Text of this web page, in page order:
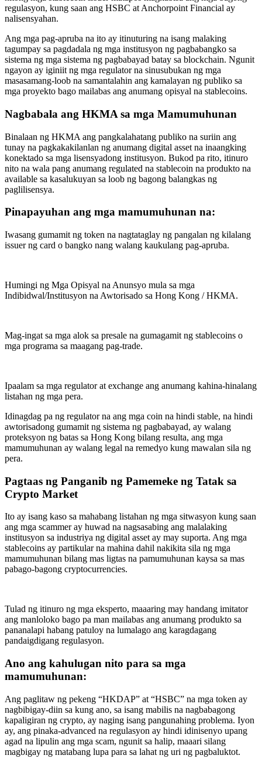
regulasyon, kung saan ang HSBC at Anchorpoint Financial ay
nalisensyahan.
Ang mga pag-apruba na ito ay itinuturing na isang malaking
tagumpay sa pagdadala ng mga institusyon ng pagbabangko sa
sistema ng mga sistema ng pagbabayad batay sa blockchain. Ngunit
ngayon ay iginiit ng mga regulator na sinusubukan ng mga
masasamang-loob na samantalahin ang kamalayan ng publiko sa
mga proyekto bago mailabas ang anumang opisyal na stablecoins.
Nagbabala ang HKMA sa mga Mamumuhunan
Binalaan ng HKMA ang pangkalahatang publiko na suriin ang
tunay na pagkakakilanlan ng anumang digital asset na inaangking
konektado sa mga lisensyadong institusyon. Bukod pa rito, itinuro
nito na wala pang anumang regulated na stablecoin na produkto na
available sa kasalukuyan sa loob ng bagong balangkas ng
paglilisensya.
Pinapayuhan ang mga mamumuhunan na:
Iwasang gumamit ng token na nagtataglay ng pangalan ng kilalang
issuer ng card o bangko nang walang kaukulang pag-apruba.
Humingi ng Mga Opisyal na Anunsyo mula sa mga
Indibidwal/Institusyon na Awtorisado sa Hong Kong / HKMA.
Mag-ingat sa mga alok sa presale na gumagamit ng stablecoins o
mga programa sa maagang pag-trade.
Ipaalam sa mga regulator at exchange ang anumang kahina-hinalang
listahan ng mga pera.
Idinagdag pa ng regulator na ang mga coin na hindi stable, na hindi
awtorisadong gumamit ng sistema ng pagbabayad, ay walang
proteksyon ng batas sa Hong Kong bilang resulta, ang mga
mamumuhunan ay walang legal na remedyo kung mawalan sila ng
pera.
Pagtaas ng Panganib ng Pamemeke ng Tatak sa
Crypto Market
Ito ay isang kaso sa mahabang listahan ng mga sitwasyon kung saan
ang mga scammer ay huwad na nagsasabing ang malalaking
institusyon sa industriya ng digital asset ay may suporta. Ang mga
stablecoins ay partikular na mahina dahil nakikita sila ng mga
mamumuhunan bilang mas ligtas na pamumuhunan kaysa sa mas
pabago-bagong cryptocurrencies.
Tulad ng itinuro ng mga eksperto, maaaring may handang imitator
ang manloloko bago pa man mailabas ang anumang produkto sa
pananalapi habang patuloy na lumalago ang karagdagang
pandaigdigang regulasyon.
Ano ang kahulugan nito para sa mga
mamumuhunan:
Ang paglitaw ng pekeng “HKDAP” at “HSBC” na mga token ay
nagbibigay-diin sa kung ano, sa isang mabilis na nagbabagong
kapaligiran ng crypto, ay naging isang pangunahing problema. Iyon
ay, ang pinaka-advanced na regulasyon ay hindi idinisenyo upang
agad na lipulin ang mga scam, ngunit sa halip, maaari silang
magbigay ng matabang lupa para sa lahat ng uri ng pagbaluktot.